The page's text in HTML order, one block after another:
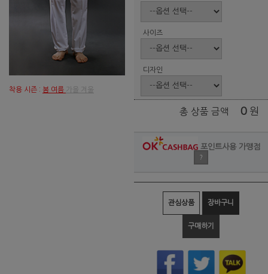
착용 시즌 : 봄 여름 가을 겨울
사이즈
디자인
총 상품 금액 0 원
포인트사용 가맹점
?
관심상품 장바구니
구매하기